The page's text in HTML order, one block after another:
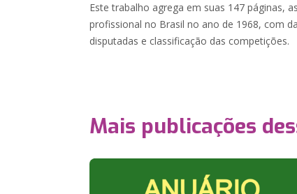
Este trabalho agrega em suas 147 páginas,
profissional no Brasil no ano de 1968, com
disputadas e classificação das competições.
Mais publicações